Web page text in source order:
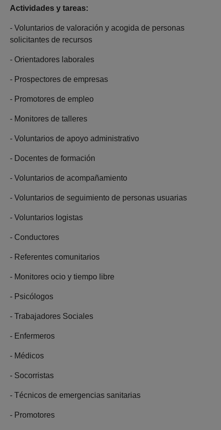
Actividades y tareas:
- Voluntarios de valoración y acogida de personas
solicitantes de recursos
- Orientadores laborales
- Prospectores de empresas
- Promotores de empleo
- Monitores de talleres
- Voluntarios de apoyo administrativo
- Docentes de formación
- Voluntarios de acompañamiento
- Voluntarios de seguimiento de personas usuarias
- Voluntarios logistas
- Conductores
- Referentes comunitarios
- Monitores ocio y tiempo libre
- Psicólogos
- Trabajadores Sociales
- Enfermeros
- Médicos
- Socorristas
- Técnicos de emergencias sanitarias
- Promotores